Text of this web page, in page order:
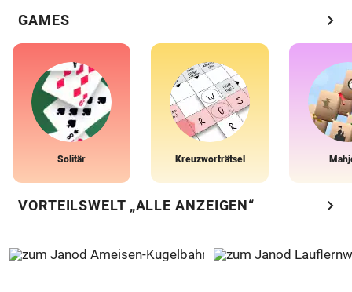
GAMES chevron_right
Solitär Kreuzworträtsel
VORTEILSWELT „ALLE ANZEIGEN“ chevron_right